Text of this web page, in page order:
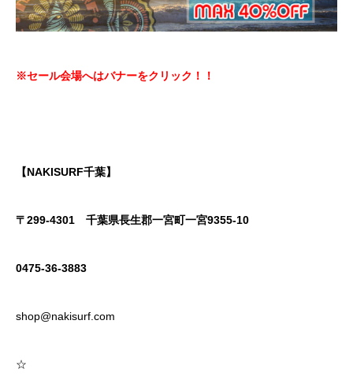
※セール会場へはバナーをクリック！！
【NAKISURF千葉】
〒299-4301 千葉県長生郡一宮町一宮9355-10
0475-36-3883
shop@nakisurf.com
☆